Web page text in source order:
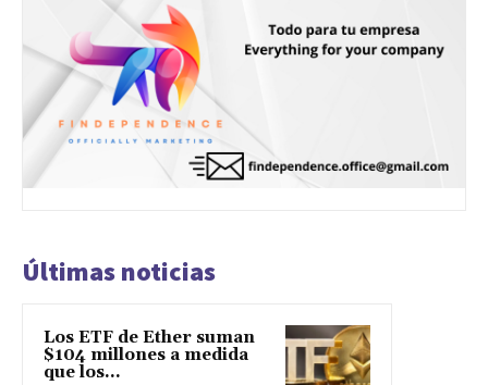
Últimas noticias
Los ETF de Ether suman
$104 millones a medida
que los...